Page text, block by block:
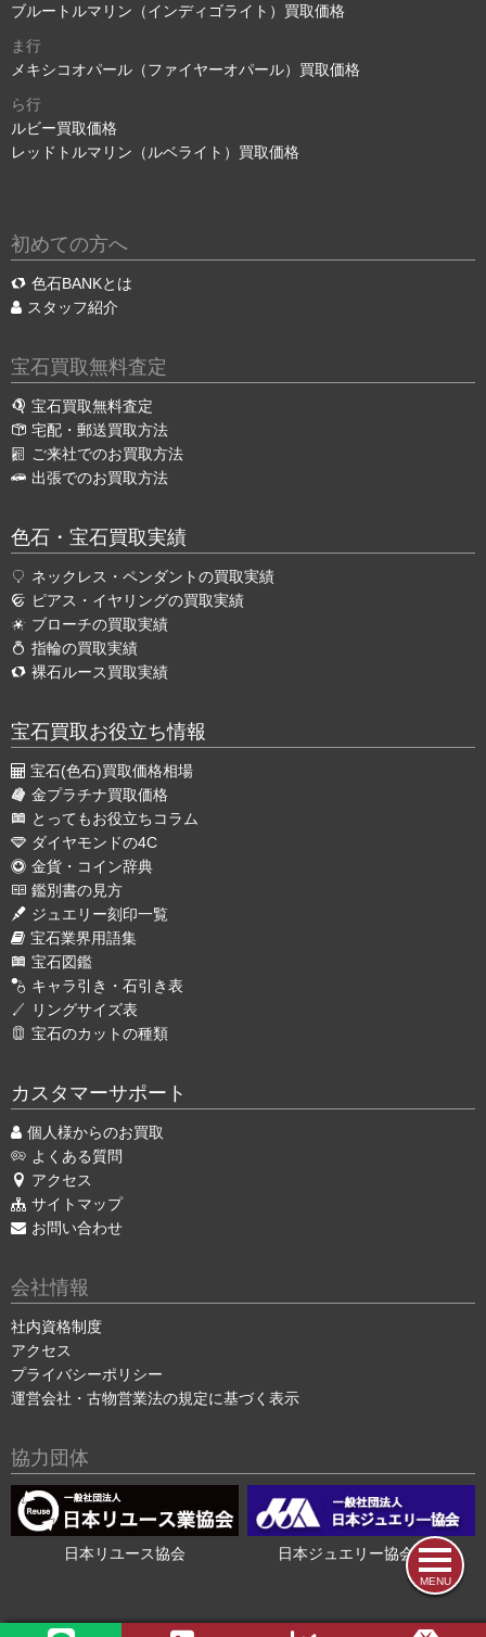
MENU
ブルートルマリン（インディゴライト）買取価格
ま行
メキシコオパール（ファイヤーオパール）買取価格
ら行
ルビー買取価格
レッドトルマリン（ルベライト）買取価格
初めての方へ
色石BANKとは
スタッフ紹介
宝石買取無料査定
宝石買取無料査定
宅配・郵送買取方法
ご来社でのお買取方法
出張でのお買取方法
色石・宝石買取実績
ネックレス・ペンダントの買取実績
ピアス・イヤリングの買取実績
ブローチの買取実績
指輪の買取実績
裸石ルース買取実績
宝石買取お役立ち情報
宝石(色石)買取価格相場
金プラチナ買取価格
とってもお役立ちコラム
ダイヤモンドの4C
金貨・コイン辞典
鑑別書の見方
ジュエリー刻印一覧
宝石業界用語集
宝石図鑑
キャラ引き・石引き表
リングサイズ表
宝石のカットの種類
カスタマーサポート
個人様からのお買取
よくある質問
アクセス
サイトマップ
お問い合わせ
会社情報
社内資格制度
アクセス
プライバシーポリシー
運営会社・古物営業法の規定に基づく表示
協力団体
日本リユース協会 日本ジュエリー協会会員